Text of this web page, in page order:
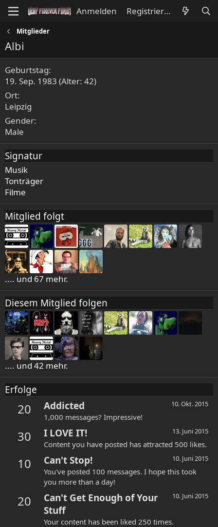
Anmelden Registrieren
Mitglieder
Albi
Geburtstag
19. Sep. 1983 (Alter: 42)
Ort
Leipzig
Gender
Male
Signatur
Musik
Tonträger
Filme
Mitglied folgt
.... und 67 mehr.
Diesem Mitglied folgen
.... und 42 mehr.
Erfolge
20 10. Okt. 2015
Addicted
1,000 messages? Impressive!
30 13. Juni 2015
I LOVE IT!
Content you have posted has attracted 500 likes.
10 10. Juni 2015
Can't Stop!
You've posted 100 messages. I hope this took
you more than a day!
20 10. Juni 2015
Can't Get Enough of Your
Stuff
Your content has been liked 250 times.